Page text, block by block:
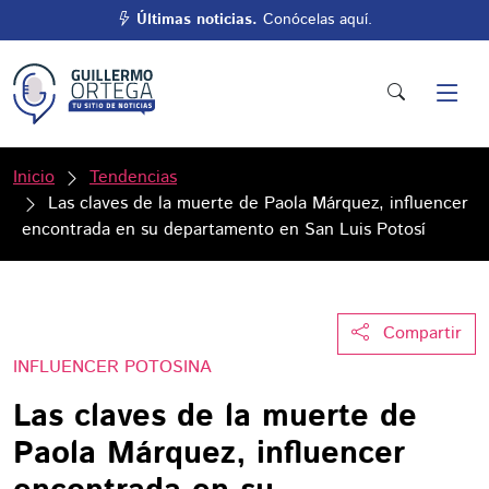
Últimas noticias. Conócelas aquí.
Inicio
Tendencias
Las claves de la muerte de Paola Márquez, influencer
encontrada en su departamento en San Luis Potosí
Compartir
INFLUENCER POTOSINA
Las claves de la muerte de
Paola Márquez, influencer